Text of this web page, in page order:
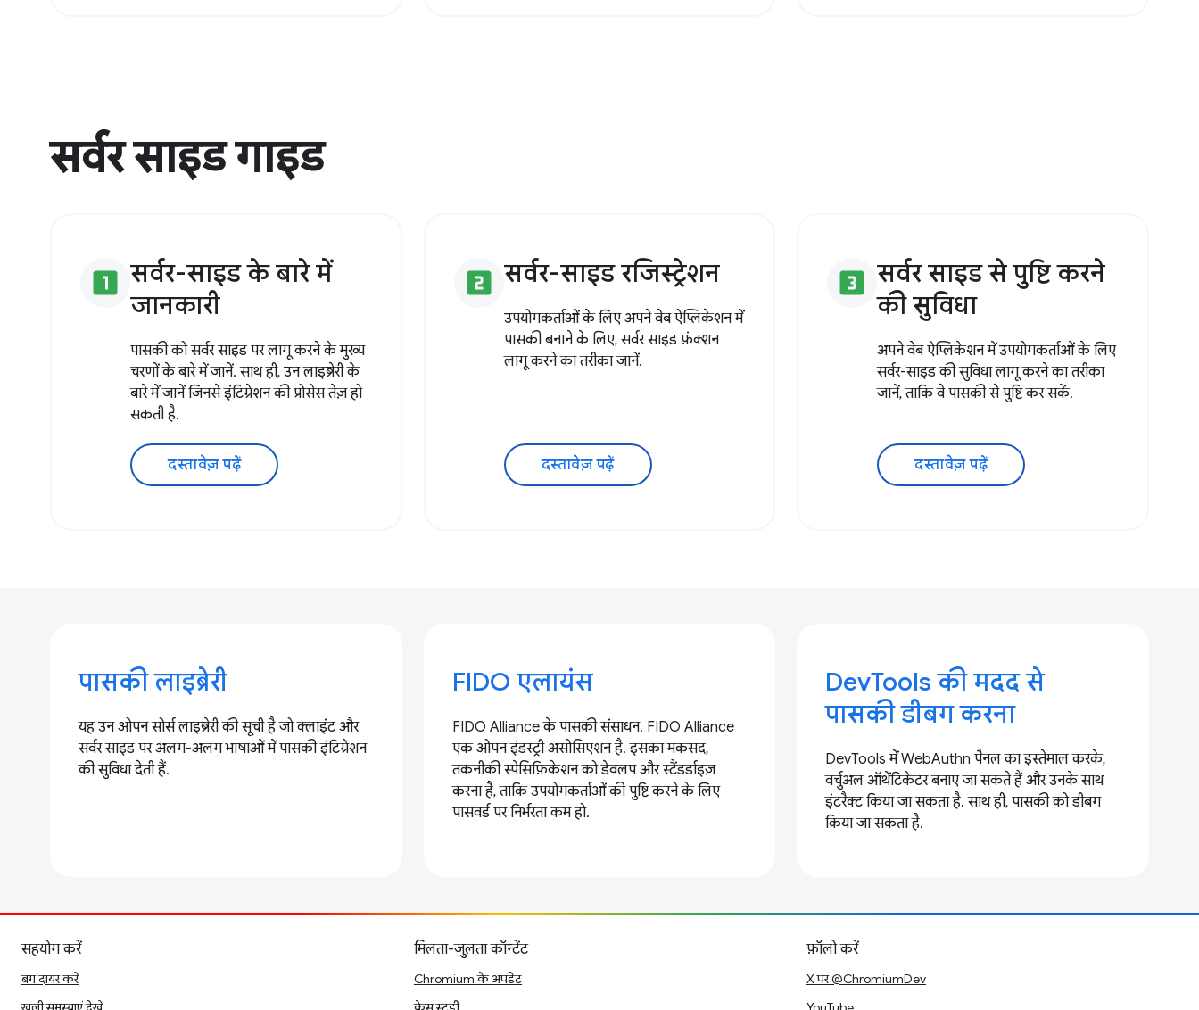
सर्वर साइड गाइड
looks_one सर्वर-साइड के बारे में
जानकारी
पासकी को सर्वर साइड पर लागू करने के मुख्य
चरणों के बारे में जानें. साथ ही, उन लाइब्रेरी के
बारे में जानें जिनसे इंटिग्रेशन की प्रोसेस तेज़ हो
सकती है.
दस्तावेज़ पढ़ें
looks_two सर्वर-साइड रजिस्ट्रेशन
उपयोगकर्ताओं के लिए अपने वेब ऐप्लिकेशन में
पासकी बनाने के लिए, सर्वर साइड फ़ंक्शन
लागू करने का तरीका जानें.
दस्तावेज़ पढ़ें
looks_3 सर्वर साइड से पुष्टि करने
की सुविधा
अपने वेब ऐप्लिकेशन में उपयोगकर्ताओं के लिए
सर्वर-साइड की सुविधा लागू करने का तरीका
जानें, ताकि वे पासकी से पुष्टि कर सकें.
दस्तावेज़ पढ़ें
पासकी लाइब्रेरी
यह उन ओपन सोर्स लाइब्रेरी की सूची है जो क्लाइंट और
सर्वर साइड पर अलग-अलग भाषाओं में पासकी इंटिग्रेशन
की सुविधा देती हैं.
FIDO एलायंस
FIDO Alliance के पासकी संसाधन. FIDO Alliance
एक ओपन इंडस्ट्री असोसिएशन है. इसका मकसद,
तकनीकी स्पेसिफ़िकेशन को डेवलप और स्टैंडर्डाइज़
करना है, ताकि उपयोगकर्ताओं की पुष्टि करने के लिए
पासवर्ड पर निर्भरता कम हो.
DevTools की मदद से
पासकी डीबग करना
DevTools में WebAuthn पैनल का इस्तेमाल करके,
वर्चुअल ऑथेंटिकेटर बनाए जा सकते हैं और उनके साथ
इंटरैक्ट किया जा सकता है. साथ ही, पासकी को डीबग
किया जा सकता है.
सहयोग करें
बग दायर करें
मिलता-जुलता कॉन्टेंट
Chromium के अपडेट
फ़ॉलो करें
X पर @ChromiumDev